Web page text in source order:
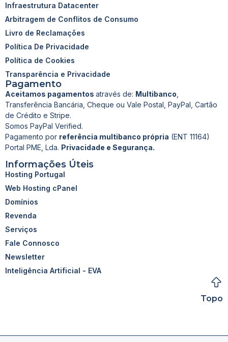
Infraestrutura Datacenter
Arbitragem de Conflitos de Consumo
Livro de Reclamações
Política De Privacidade
Política de Cookies
Transparência e Privacidade
Pagamento
Aceitamos pagamentos através de: Multibanco
Transferência Bancária, Cheque ou Vale Postal, PayPal, Cartão
de Crédito e Stripe.
Somos PayPal Verified.
Pagamento por referência multibanco própria (ENT 11164)
Portal PME, Lda. Privacidade e Segurança.
Informações Úteis
Hosting Portugal
Web Hosting cPanel
Domínios
Revenda
Serviços
Fale Connosco
Newsletter
Inteligência Artificial - EVA
Topo